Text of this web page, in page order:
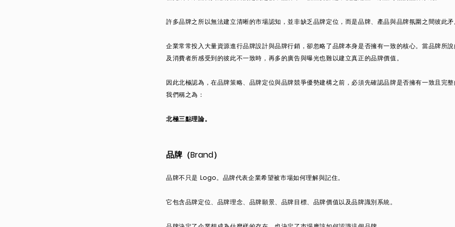
許多品牌之所以無法建立清晰的市場認知，並非缺乏品牌定位，而是品牌、產品與品牌氛圍之間彼此
企業常常投入大量資源進行品牌設計與品牌行銷，卻忽略了品牌本身是否擁有一致的核心。當品牌所
及消費者所感受到的彼此不一致時，再多的廣告與曝光也難以建立真正的品牌價值。
因此北極認為，在品牌策略、品牌定位與品牌競爭優勢建構之前，必須先確認品牌是否擁有一致且完
我們稱之為：
北極三點理論。
品牌（Brand）
品牌不只是 Logo。品牌代表企業希望被市場如何理解與記住。
它包含品牌定位、品牌理念、品牌願景、品牌目標、品牌價值以及品牌識別系統。